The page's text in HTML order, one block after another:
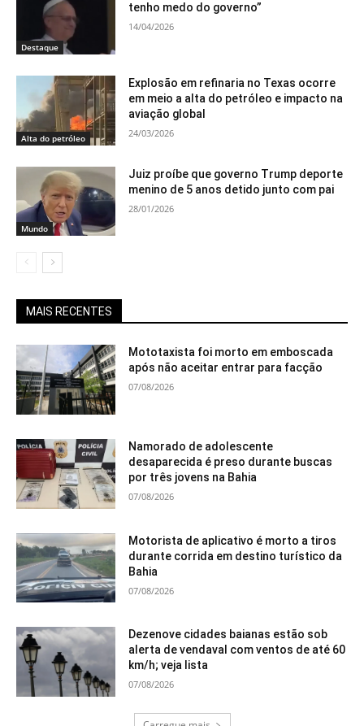
Destaque
tenho medo do governo”
14/04/2026
Alta do petróleo
Explosão em refinaria no Texas ocorre
em meio a alta do petróleo e impacto na
aviação global
24/03/2026
Mundo
Juiz proíbe que governo Trump deporte
menino de 5 anos detido junto com pai
28/01/2026
MAIS RECENTES
Mototaxista foi morto em emboscada
após não aceitar entrar para facção
07/08/2026
Namorado de adolescente
desaparecida é preso durante buscas
por três jovens na Bahia
07/08/2026
Motorista de aplicativo é morto a tiros
durante corrida em destino turístico da
Bahia
07/08/2026
Dezenove cidades baianas estão sob
alerta de vendaval com ventos de até 60
km/h; veja lista
07/08/2026